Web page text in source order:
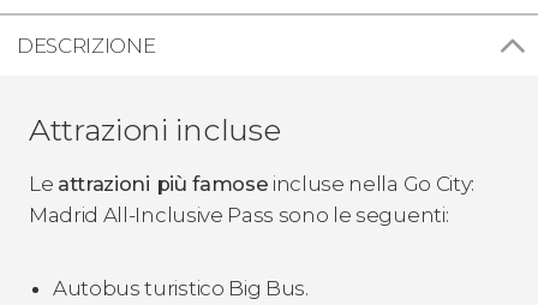
DESCRIZIONE
Attrazioni incluse
Le attrazioni più famose incluse nella Go City:
Madrid All-Inclusive Pass sono le seguenti:
Autobus turistico Big Bus.